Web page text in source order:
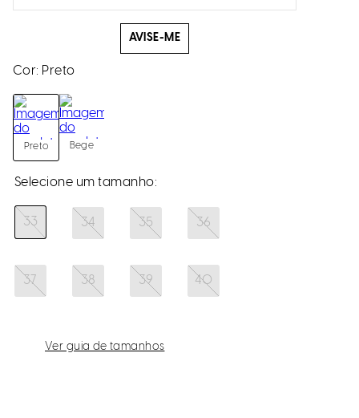
AVISE-ME
Cor: Preto
Preto Bege
33 34 35 36
37 38 39 40
Ver guia de tamanhos